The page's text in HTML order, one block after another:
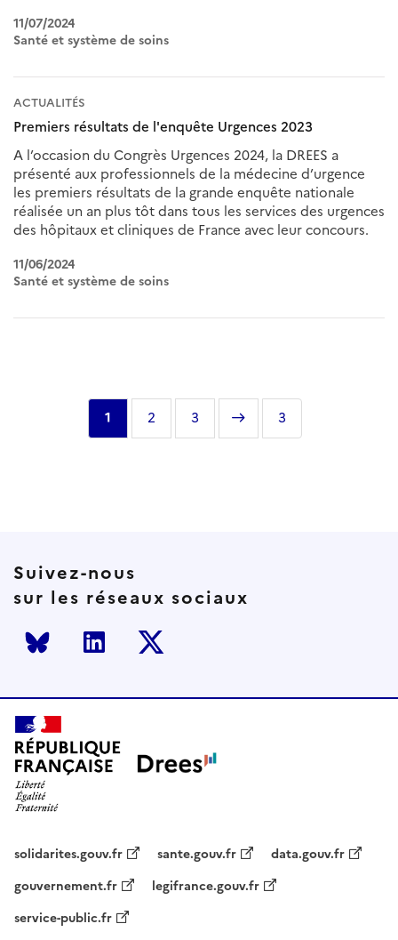
11/07/2024
Santé et système de soins
ACTUALITÉS
Premiers résultats de l'enquête Urgences 2023
A l’occasion du Congrès Urgences 2024, la DREES a
présenté aux professionnels de la médecine d’urgence
les premiers résultats de la grande enquête nationale
réalisée un an plus tôt dans tous les services des urgences
des hôpitaux et cliniques de France avec leur concours.
11/06/2024
Santé et système de soins
Page
courante
1 Page
2 Page
3
Page
suivante
Dernière
page
3
Suivez-nous
sur les réseaux sociaux
Bluesky LinkedInTwitter
solidarites.gouv.fr sante.gouv.fr
data.gouv.fr
gouvernement.fr
legifrance.gouv.fr
service-public.fr